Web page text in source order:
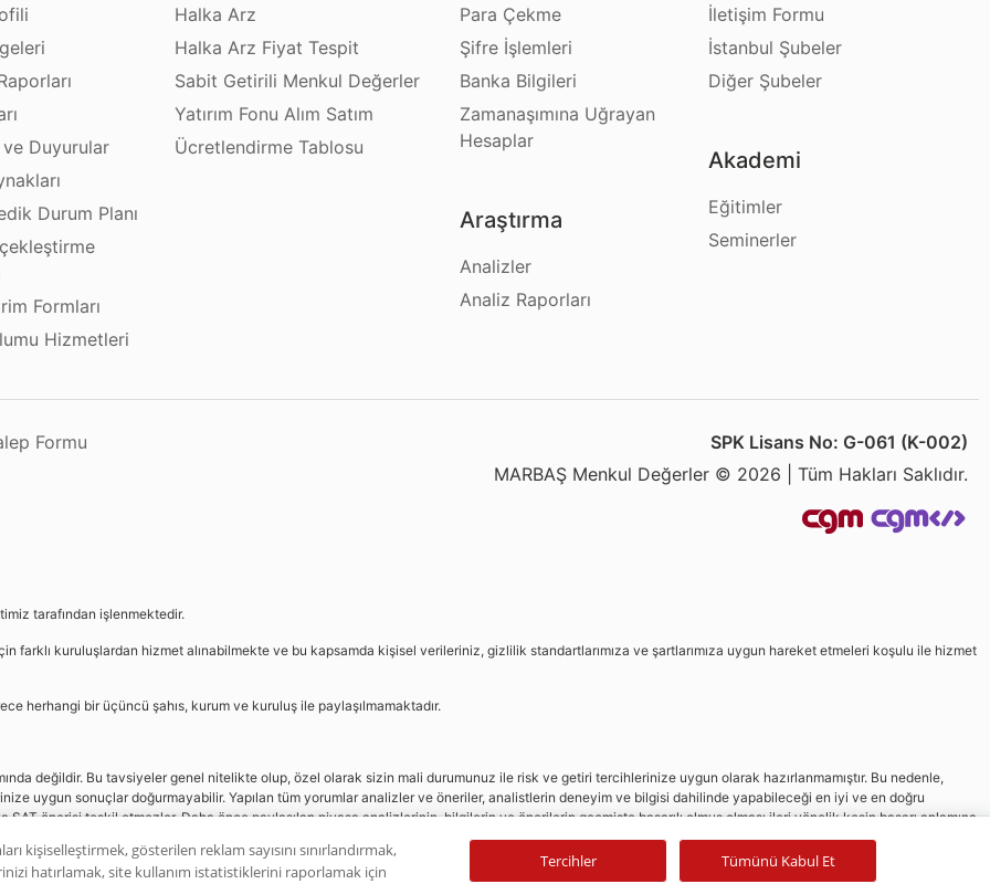
Duyurular
Durum Planı
Formları
Hizmetleri
Halka Arz
Halka Arz Fiyat Tespit
Sabit Getirili Menkul Değerler
Yatırım Fonu Alım Satım
Ücretlendirme Tablosu
Para Çekme
Şifre İşlemleri
Banka Bilgileri
Zamanaşımına Uğrayan
Hesaplar
Araştırma
Analizler
Analiz Raporları
İletişim Formu
İstanbul Şubeler
Diğer Şubeler
Akademi
Eğitimler
Seminerler
Formu
SPK Lisans No: G-061 (K-002)
MARBAŞ Menkul Değerler © 2026 | Tüm Hakları Saklıdır.
tarafından işlenmektedir.
farklı kuruluşlardan hizmet alınabilmekte ve bu kapsamda kişisel verileriniz, gizlilik standartlarımıza ve şartlarımıza uygun hareket etmeleri koşulu ile hizmet
herhangi bir üçüncü şahıs, kurum ve kuruluş ile paylaşılmamaktadır.
değildir. Bu tavsiyeler genel nitelikte olup, özel olarak sizin mali durumunuz ile risk ve getiri tercihlerinize uygun olarak hazırlanmamıştır. Bu nedenle,
uygun sonuçlar doğurmayabilir. Yapılan tüm yorumlar analizler ve öneriler, analistlerin deneyim ve bilgisi dahilinde yapabileceği en iyi ve en doğru
önerisi teşkil etmezler. Daha önce paylaşılan piyasa analizlerinin, bilgilerin ve önerilerin geçmişte başarılı olmuş olması ileri yönelik kesin başarı anlamına
kişiselleştirmek, gösterilen reklam sayısını sınırlandırmak,
hatırlamak, site kullanım istatistiklerini raporlamak için
Tercihler Tümünü Kabul Et